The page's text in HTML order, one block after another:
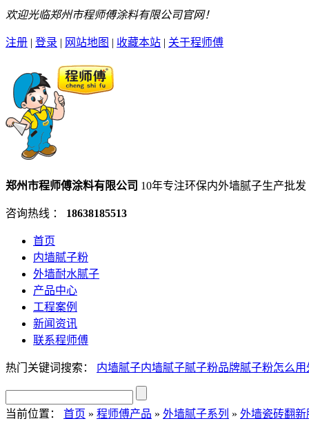
欢迎光临郑州市程师傅涂料有限公司官网！
注册 | 登录 | 网站地图 | 收藏本站 | 关于程师傅
郑州市程师傅涂料有限公司 10年专注环保内外墙腻子生产批发
咨询热线 ： 18638185513
首页
内墙腻子粉
外墙耐水腻子
产品中心
工程案例
新闻资讯
联系程师傅
热门关键词搜索： 内墙腻子内墙腻子腻子粉品牌腻子粉怎么用
当前位置： 首页 » 程师傅产品 » 外墙腻子系列 » 外墙瓷砖翻新